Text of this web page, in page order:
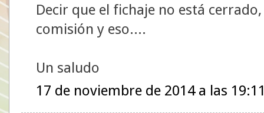
Decir que el fichaje no está
comisión y eso....
Un saludo
17 de noviembre de 2014 a las